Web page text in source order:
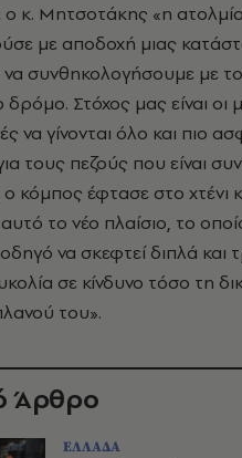
κ. Μητσοτάκης «η
με αποδοχή μιας
συνθηκολογήσουμε με το
δρόμο. Στόχος μας είναι οι
να γίνονται όλο και πιο
τους πεζούς που είναι
κόμπος έφτασε στο χτένι
αυτό το νέο πλαίσιο, το
να σκεφτεί διπλά και
σε κίνδυνο τόσο τη
του».
Άρθρο
ΕΛΛΑΔΑ